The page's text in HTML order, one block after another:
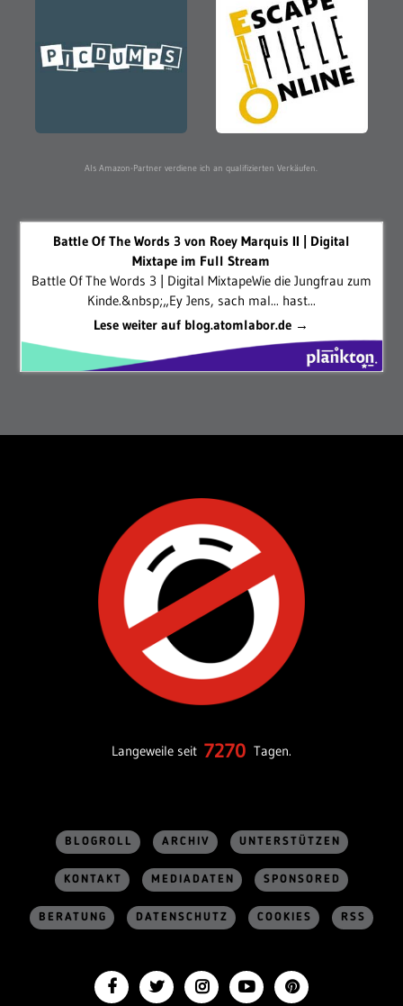
Als Amazon-Partner verdiene ich an qualifizierten Verkäufen.
Battle Of The Words 3 von Roey Marquis II | Digital
Mixtape im Full Stream
Battle Of The Words 3 | Digital MixtapeWie die Jungfrau zum
Kinde.&nbsp;„Ey Jens, sach mal... hast...
Lese weiter auf blog.atomlabor.de →
Langeweile seit 7270 Tagen.
BLOGROLL ARCHIV UNTERSTÜTZEN
KONTAKT MEDIADATEN SPONSORED
BERATUNG DATENSCHUTZ COOKIES RSS